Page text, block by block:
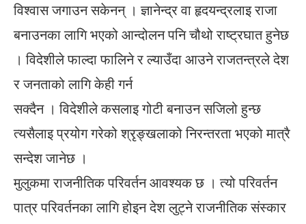
विश्वास जगाउन सकेनन् । ज्ञानेन्द्र वा हृदयन्द्रलाइ राजा
बनाउनका लागि भएको आन्दोलन पनि चौथो राष्ट्रघात हुनेछ
। विदेशीले फाल्दा फालिने र ल्याउँदा आउने राजतन्त्रले देश
र जनताको लागि केही गर्न
सक्दैन । विदेशीले कसलाइ गोटी बनाउन सजिलो हुन्छ
त्यसैलाइ प्रयोग गरेको श्रृङ्खलाको निरन्तरता भएको मात्रै
सन्देश जानेछ ।
मुलुकमा राजनीतिक परिवर्तन आवश्यक छ । त्यो परिवर्तन
पात्र परिवर्तनका लागि होइन देश लुट्ने राजनीतिक संस्कार